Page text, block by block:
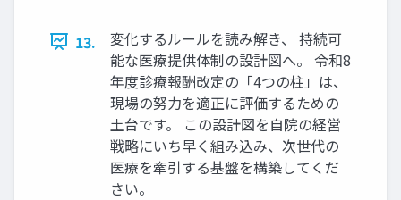
13.
変化するルールを読み解き、 持続可
能な医療提供体制の設計図へ。 令和8
年度診療報酬改定の「4つの柱」は、
現場の努力を適正に評価するための
土台です。 この設計図を自院の経営
戦略にいち早く組み込み、次世代の
医療を牽引する基盤を構築してくだ
さい。